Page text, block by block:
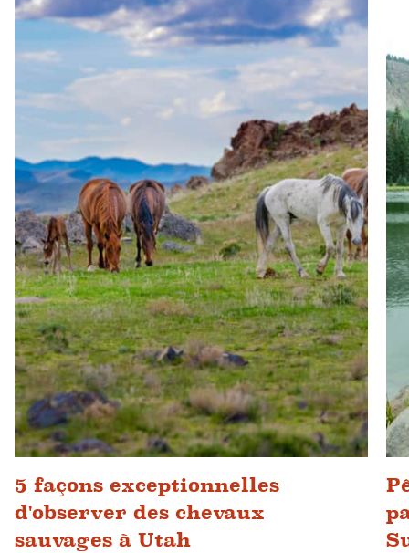
5 façons exceptionnelles
d'observer des chevaux
sauvages à Utah